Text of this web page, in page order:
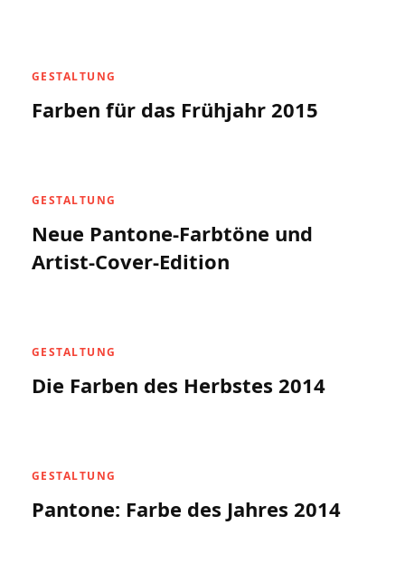
GESTALTUNG
Farben für das Frühjahr 2015
GESTALTUNG
Neue Pantone-Farbtöne und
Artist-Cover-Edition
GESTALTUNG
Die Farben des Herbstes 2014
GESTALTUNG
Pantone: Farbe des Jahres 2014